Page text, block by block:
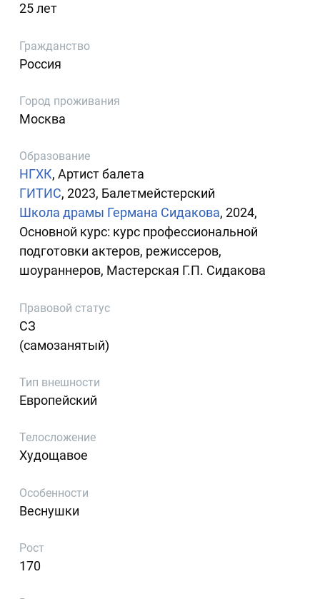
25 лет
Гражданство
Россия
Город проживания
Москва
Образование
НГХК, Артист балета
ГИТИС, 2023, Балетмейстерский
Школа драмы Германа Сидакова, 2024,
Основной курс: курс профессиональной
подготовки актеров, режиссеров,
шоураннеров, Мастерская Г.П. Сидакова
Правовой статус
СЗ
(самозанятый)
Тип внешности
Европейский
Телосложение
Худощавое
Особенности
Веснушки
Рост
170